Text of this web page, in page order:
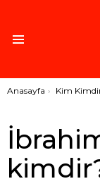
Buradasınız:
Anasayfa Kim